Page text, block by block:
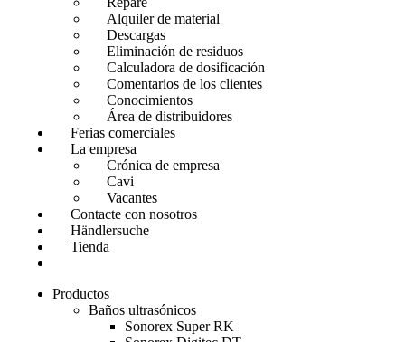
Alquiler de material
Descargas
Eliminación de residuos
Calculadora de dosificación
Comentarios de los clientes
Conocimientos
Área de distribuidores
Ferias comerciales
La empresa
Crónica de empresa
Cavi
Vacantes
Contacte con nosotros
Händlersuche
Tienda
Productos
Baños ultrasónicos
Sonorex Super RK